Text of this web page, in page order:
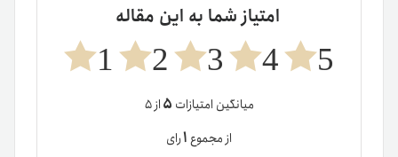
امتیاز شما به این مقاله
5
4
3
2
1
میانگین امتیازات ۵از ۵
از مجموع۱رای